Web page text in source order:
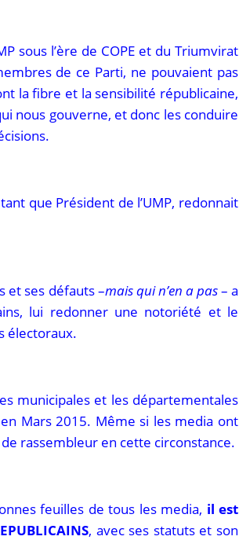
sous l’ère de COPE et du Triumvirat
de ce Parti, ne pouvaient pas
la fibre et la sensibilité républicaine,
nous gouverne, et donc les conduire
que Président de l’UMP, redonnait
et ses défauts –mais qui n’en a pas– a
lui redonner une notoriété et le
électoraux.
municipales et les départementales
Mars 2015. Même si les media ont
rassembleur en cette circonstance.
feuilles de tous les media, il est
, avec ses statuts et son